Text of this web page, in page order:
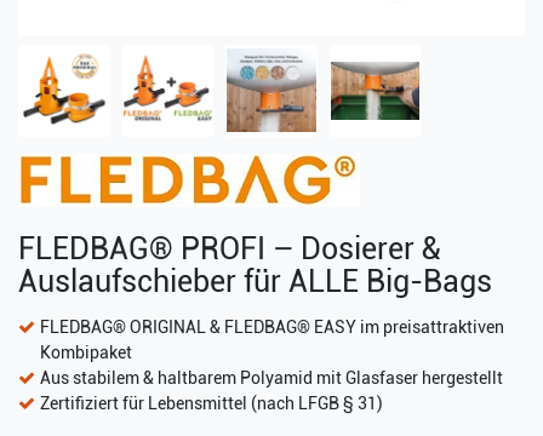
FLEDBAG® PROFI – Dosierer &
Auslaufschieber für ALLE Big-Bags
FLEDBAG® ORIGINAL & FLEDBAG® EASY im preisattraktiven
Kombipaket
Aus stabilem & haltbarem Polyamid mit Glasfaser hergestellt
Zertifiziert für Lebensmittel (nach LFGB § 31)